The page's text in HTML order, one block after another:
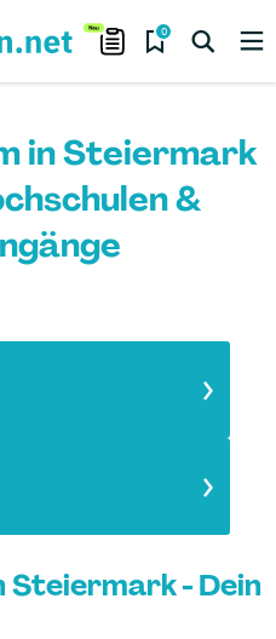
0
in Steiermark
&
Steiermark - Dein